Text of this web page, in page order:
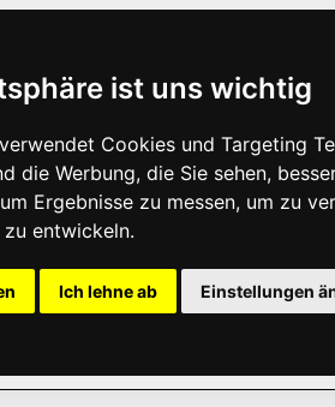
ist uns wichtig
Cookies und Targeting
die Werbung, die Sie sehen,
Ergebnisse zu messen, um zu
entwickeln.
Ich lehne ab Einstellungen